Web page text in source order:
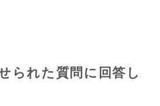
られた質問に回答し